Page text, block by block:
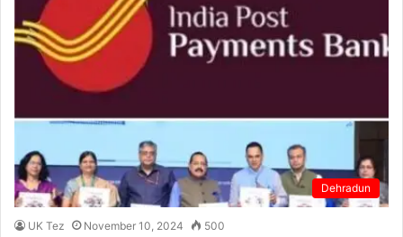
Dehradun
UK Tez November 10, 2024 500